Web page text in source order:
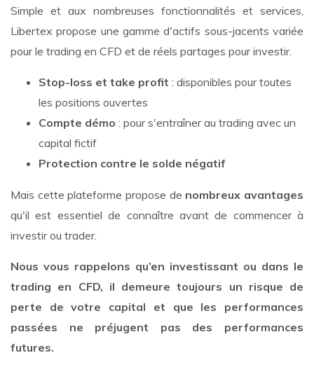
Simple et aux nombreuses fonctionnalités et services,
Libertex propose une gamme d'actifs sous-jacents variée
pour le trading en CFD et de réels partages pour investir.
Stop-loss et take profit : disponibles pour toutes
les positions ouvertes
Compte démo : pour s'entraîner au trading avec un
capital fictif
Protection contre le solde négatif
Mais cette plateforme propose de nombreux avantages
qu'il est essentiel de connaître avant de commencer à
investir ou trader.
Nous vous rappelons qu’en investissant ou dans le
trading en CFD, il demeure toujours un risque de
perte de votre capital et que les performances
passées ne préjugent pas des performances
futures.